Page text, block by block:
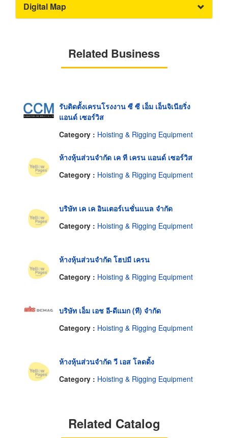
Digital Map
Related Business
รับติดตั้งเครนโรงงาน ซี ซี เอ็ม เอ็นจิเนียริ่ง
แอนด์ เซอร์วิส
Category : Hoisting & Rigging Equipment
ห้างหุ้นส่วนจำกัด เค ที เครน แอนด์ เซอร์วิส
Category : Hoisting & Rigging Equipment
บริษัท เค เค อินเตอร์เนชั่นแนล จำกัด
Category : Hoisting & Rigging Equipment
ห้างหุ้นส่วนจำกัด โฮปมี เครน
Category : Hoisting & Rigging Equipment
บริษัท เอ็ม เอช อี-ดีแมก (ที) จำกัด
Category : Hoisting & Rigging Equipment
ห้างหุ้นส่วนจำกัด วี เอส โลดดิ้ง
Category : Hoisting & Rigging Equipment
Related Catalog